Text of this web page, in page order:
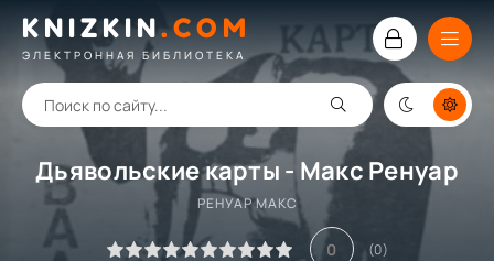
KNIZKIN.COM
ЭЛЕКТРОННАЯ БИБЛИОТЕКА
Дьявольские карты - Макс Ренуар
РЕНУАР МАКС
0 (0)